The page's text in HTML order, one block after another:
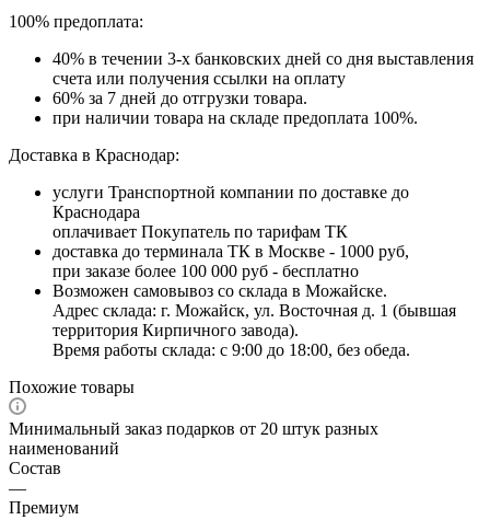
100% предоплата:
40% в течении 3-х банковских дней со дня выставления
счета или получения ссылки на оплату
60% за 7 дней до отгрузки товара.
при наличии товара на складе предоплата 100%.
Доставка в Краснодар:
услуги Транспортной компании по доставке до
Краснодара
оплачивает Покупатель по тарифам ТК
доставка до терминала ТК в Москве - 1000 руб,
при заказе более 100 000 руб - бесплатно
Возможен самовывоз со склада в Можайске.
Адрес склада: г. Можайск, ул. Восточная д. 1 (бывшая
территория Кирпичного завода).
Время работы склада: с 9:00 до 18:00, без обеда.
Похожие товары
Минимальный заказ подарков от 20 штук разных
наименований
Состав
—
Премиум